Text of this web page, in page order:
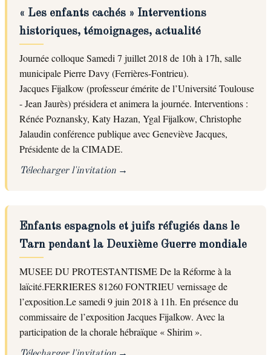
« Les enfants cachés » Interventions
historiques, témoignages, actualité
Journée colloque Samedi 7 juillet 2018 de 10h à 17h, salle
municipale Pierre Davy (Ferrières-Fontrieu).
Jacques Fijalkow (professeur émérite de l’Université Toulouse
- Jean Jaurès) présidera et animera la journée. Interventions :
Rénée Poznansky, Katy Hazan, Ygal Fijalkow, Christophe
Jalaudin conférence publique avec Geneviève Jacques,
Présidente de la CIMADE.
Télecharger l'invitation
Enfants espagnols et juifs réfugiés dans le
Tarn pendant la Deuxième Guerre mondiale
MUSEE DU PROTESTANTISME De la Réforme à la
laïcité.FERRIERES 81260 FONTRIEU vernissage de
l’exposition.Le samedi 9 juin 2018 à 11h. En présence du
commissaire de l’exposition Jacques Fijalkow. Avec la
participation de la chorale hébraïque « Shirim ».